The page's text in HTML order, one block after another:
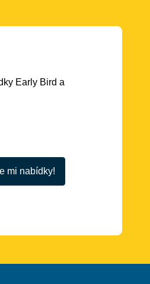
Early Bird a
mi nabídky!